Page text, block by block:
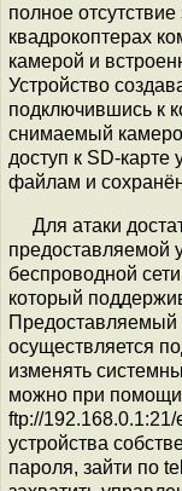
полное
квадрокоптерах
камерой и
Устройство
подключившись к
снимаемый
доступ к SD-карте
файлам и
Для атаки
предоставляемой
беспроводной
который
Предоставляемый
осуществляется
изменять
можно при
ftp://
устройства
пароля, зайти по